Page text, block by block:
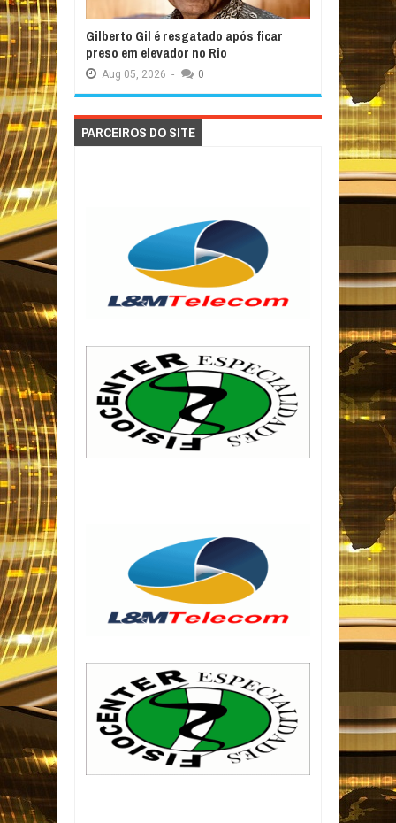
Gilberto Gil é resgatado após ficar
preso em elevador no Rio
Aug 05, 2026 - 0
PARCEIROS DO SITE